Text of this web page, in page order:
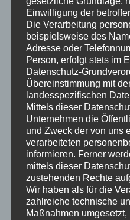
JVC
Epson
Elektronik:
Anthem
Arcam
Datasat
Denon
Marantz
NAD
Parasound
Pro-Ject
Rotel
Sony
Storm Audio
Einwilligung der
Die Verarbeitung
beispielsweise des
Adresse oder
Person, erfolgt stets im
Datenschutz-
Übereinstimmung mit
landesspezifischen
Mittels dieser
Unternehmen die
und Zweck der von uns
verarbeiteten
informieren. Ferner
mittels dieser
zustehenden Rechte
Wir haben als für die
zahlreiche technische
Maßnahmen